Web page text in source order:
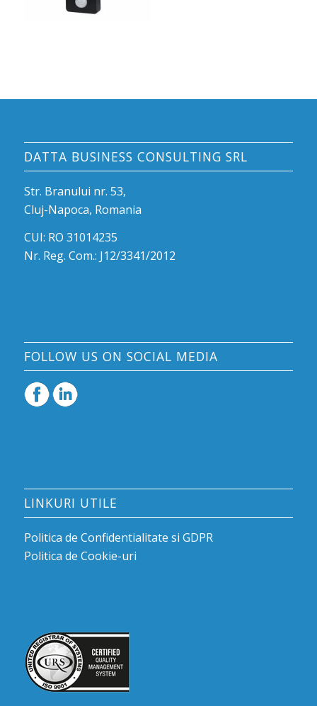
DATTA BUSINESS CONSULTING SRL
Str. Branului nr. 53,
Cluj-Napoca, Romania
CUI: RO 31014235
Nr. Reg. Com.: J12/3341/2012
FOLLOW US ON SOCIAL MEDIA
LINKURI UTILE
Politica de Confidentialitate si GDPR
Politica de Cookie-uri